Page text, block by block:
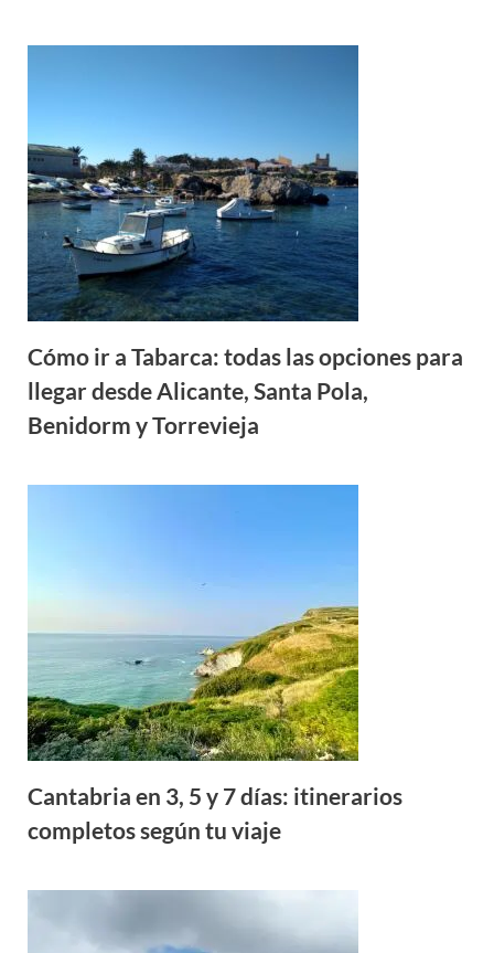
Cómo ir a Tabarca: todas las opciones para
llegar desde Alicante, Santa Pola,
Benidorm y Torrevieja
Cantabria en 3, 5 y 7 días: itinerarios
completos según tu viaje